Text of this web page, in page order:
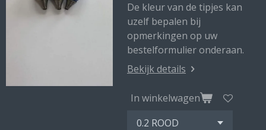
De kleur van de tipjes kan
uzelf bepalen bij
opmerkingen op uw
bestelformulier onderaan.
Bekijk details
In winkelwagen